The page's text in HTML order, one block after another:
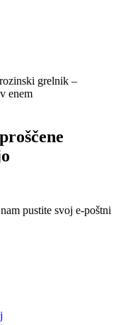
grelnik –
enem
pustite svoj e-poštni